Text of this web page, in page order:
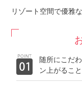
リゾート空間で優雅
随所にこだ
ン上がるこ